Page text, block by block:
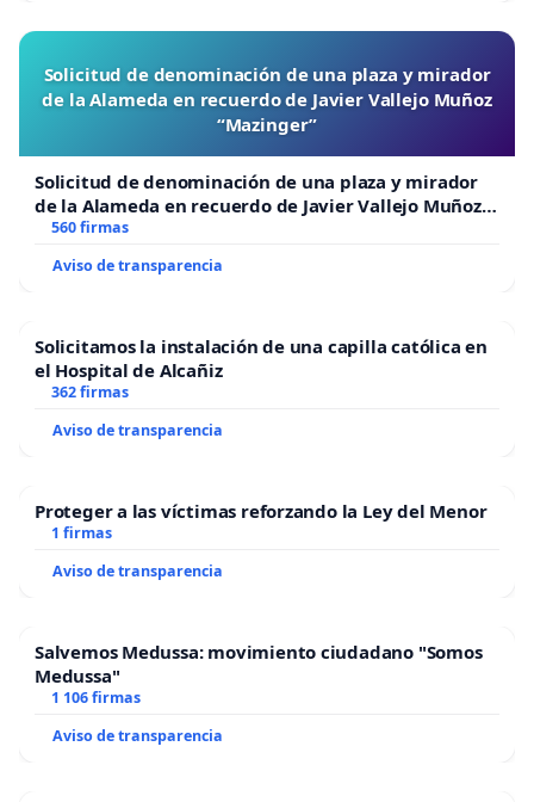
Solicitud de denominación de una plaza y mirador
de la Alameda en recuerdo de Javier Vallejo Muñoz
“Mazinger”
Solicitud de denominación de una plaza y mirador
de la Alameda en recuerdo de Javier Vallejo Muñoz
“Mazinger”
560 firmas
Aviso de transparencia
Solicitamos la instalación de una capilla católica en
el Hospital de Alcañiz
362 firmas
Aviso de transparencia
Proteger a las víctimas reforzando la Ley del Menor
1 firmas
Aviso de transparencia
Salvemos Medussa: movimiento ciudadano "Somos
Medussa"
1 106 firmas
Aviso de transparencia